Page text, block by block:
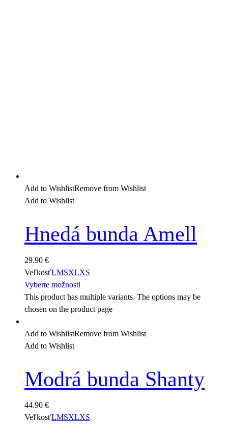
Add to WishlistRemove from Wishlist
Add to Wishlist
Hnedá bunda Amell
29.90 €
VeľkosťLMSXLXS
Vyberte možnosti
This product has multiple variants. The options may be
chosen on the product page
Add to WishlistRemove from Wishlist
Add to Wishlist
Modrá bunda Shanty
44.90 €
VeľkosťLMSXLXS